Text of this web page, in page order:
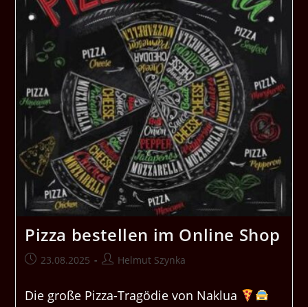
Pizza bestellen im Online Shop
Beitrag23.08.2025
Beitrags-
Helmut Szynka
Die große Pizza-Tragödie von Naklua